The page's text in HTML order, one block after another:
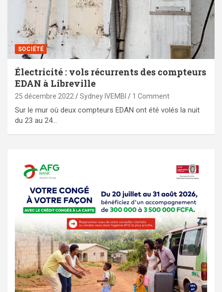
SOCIÉTÉ
Électricité : vols récurrents des compteurs
EDAN à Libreville
25 décembre 2022 Sydney IVEMBI 1 Comment
Sur le mur où deux compteurs EDAN ont été volés la nuit
du 23 au 24…